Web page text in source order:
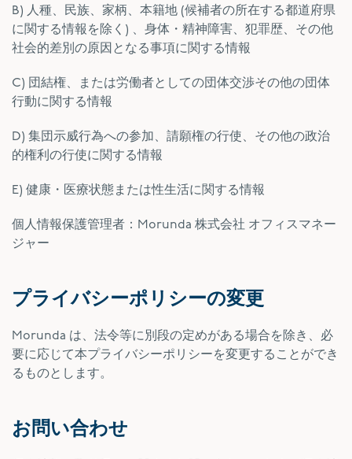
B) 人種、民族、家柄、本籍地 (候補者の所在する都道府県
に関する情報を除く) 、身体・精神障害、犯罪歴、その他
社会的差別の原因となる事項に関する情報
C) 団結権、または労働者としての団体交渉その他の団体
行動に関する情報
D) 集団示威行為への参加、請願権の行使、その他の政治
的権利の行使に関する情報
E) 健康・医療状態または性生活に関する情報
個人情報保護管理者：Morunda 株式会社 オフィスマネー
ジャー
プライバシーポリシーの変更
Morunda は、法令等に別段の定めがある場合を除き、必
要に応じて本プライバシーポリシーを変更することができ
るものとします。
お問い合わせ